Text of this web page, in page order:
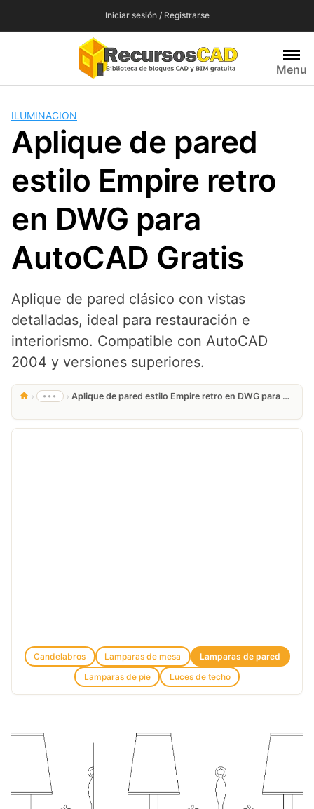
Iniciar sesión / Registrarse
Menu
ILUMINACION
Aplique de pared
estilo Empire retro
en DWG para
AutoCAD Gratis
Aplique de pared clásico con vistas
detalladas, ideal para restauración e
interiorismo. Compatible con AutoCAD
2004 y versiones superiores.
› ••• › Aplique de pared estilo Empire retro en DWG para AutoCAD Gratis
Candelabros Lamparas de mesa
Lamparas de pared
Lamparas de pie
Luces de techo